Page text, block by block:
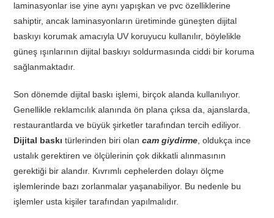
laminasyonlar ise yine aynı yapışkan ve pvc özelliklerine
sahiptir, ancak laminasyonların üretiminde güneşten dijital
baskıyı korumak amacıyla UV koruyucu kullanılır, böylelikle
güneş ışınlarının dijital baskıyı soldurmasında ciddi bir koruma
sağlanmaktadır.
Son dönemde dijital baskı işlemi, birçok alanda kullanılıyor.
Genellikle reklamcılık alanında ön plana çıksa da, ajanslarda,
restaurantlarda ve büyük şirketler tarafından tercih ediliyor.
Dijital baskı türlerinden biri olancam giydirme , oldukça ince
ustalık gerektiren ve ölçülerinin çok dikkatli alınmasının
gerektiği bir alandır. Kıvrımlı cephelerden dolayı ölçme
işlemlerinde bazı zorlanmalar yaşanabiliyor. Bu nedenle bu
işlemler usta kişiler tarafından yapılmalıdır.